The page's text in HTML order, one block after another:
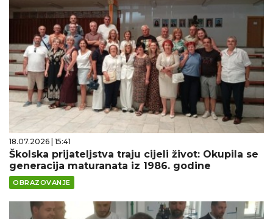
18.07.2026 | 15:41
Školska prijateljstva traju cijeli život: Okupila se
generacija maturanata iz 1986. godine
OBRAZOVANJE